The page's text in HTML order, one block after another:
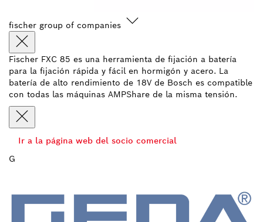
fischer group of companies
Fischer FXC 85 es una herramienta de fijación a batería
para la fijación rápida y fácil en hormigón y acero. La
batería de alto rendimiento de 18V de Bosch es compatible
con todas las máquinas AMPShare de la misma tensión.
Ir a la página web del socio comercial
G